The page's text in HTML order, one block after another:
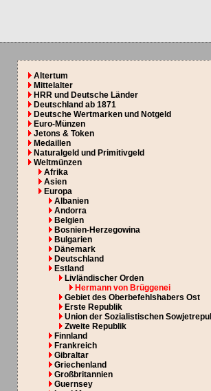
Altertum
Mittelalter
HRR und Deutsche Länder
Deutschland ab 1871
Deutsche Wertmarken und Notgeld
Euro-Münzen
Jetons & Token
Medaillen
Naturalgeld und Primitivgeld
Weltmünzen
Afrika
Asien
Europa
Albanien
Andorra
Belgien
Bosnien-Herzegowina
Bulgarien
Dänemark
Deutschland
Estland
Livländischer Orden
Hermann von Brüggenei
Gebiet des Oberbefehlshabers Ost
Erste Republik
Union der Sozialistischen
Zweite Republik
Finnland
Frankreich
Gibraltar
Griechenland
Großbritannien
Guernsey